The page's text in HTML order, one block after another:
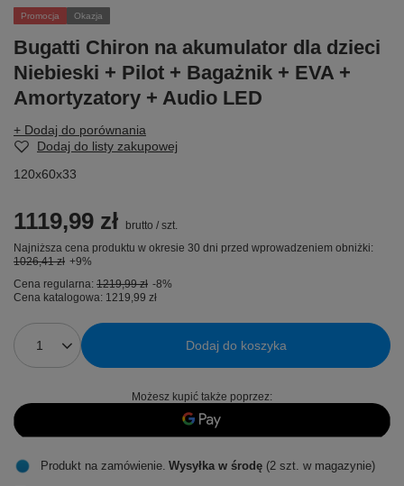
Promocja Okazja
Bugatti Chiron na akumulator dla dzieci
Niebieski + Pilot + Bagażnik + EVA +
Amortyzatory + Audio LED
+ Dodaj do porównania
Dodaj do listy zakupowej
120x60x33
1119,99 zł brutto / szt.
Najniższa cena produktu w okresie 30 dni przed wprowadzeniem obniżki:
1026,41 zł +9%
Cena regularna: 1219,99 zł -8%
Cena katalogowa: 1219,99 zł
Dodaj do koszyka
Możesz kupić także poprzez:
Produkt na zamówienie Wysyłka w środę (2 szt. w magazynie)